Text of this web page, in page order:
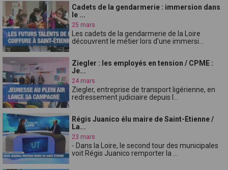
Cadets de la gendarmerie : immersion dans
le ...
25 mars
Les cadets de la gendarmerie de la Loire
découvrent le métier lors d'une immersi...
Ziegler : les employés en tension / CPME :
Je...
24 mars
Ziegler, entreprise de transport ligérienne, en
redressement judiciaire depuis l...
Régis Juanico élu maire de Saint-Etienne /
La...
23 mars
- Dans la Loire, le second tour des municipales
voit Régis Juanico remporter la ...